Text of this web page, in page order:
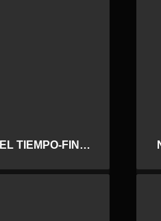
EL RITMO DEL TIEMPO-FINAL